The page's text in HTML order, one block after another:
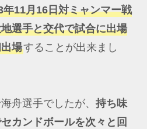
11月16日対ミャンマー戦
選手と交代で試合に出場
場することが出来まし
舟選手でしたが、 持ち味
カンドボールを次々と回